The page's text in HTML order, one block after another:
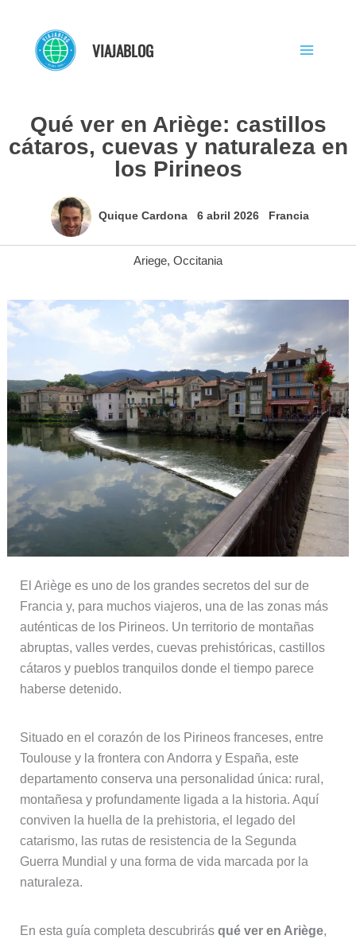
contenido
VIAJABLOG
Qué ver en Ariège: castillos
cátaros, cuevas y naturaleza en
los Pirineos
Quique Cardona 6 abril 2026 Francia
Ariege, Occitania
El Ariège es uno de los grandes secretos del sur de
Francia y, para muchos viajeros, una de las zonas más
auténticas de los Pirineos. Un territorio de montañas
abruptas, valles verdes, cuevas prehistóricas, castillos
cátaros y pueblos tranquilos donde el tiempo parece
haberse detenido.
Situado en el corazón de los Pirineos franceses, entre
Toulouse y la frontera con Andorra y España, este
departamento conserva una personalidad única: rural,
montañesa y profundamente ligada a la historia. Aquí
conviven la huella de la prehistoria, el legado del
catarismo, las rutas de resistencia de la Segunda
Guerra Mundial y una forma de vida marcada por la
naturaleza.
En esta guía completa descubrirás qué ver en Ariège,